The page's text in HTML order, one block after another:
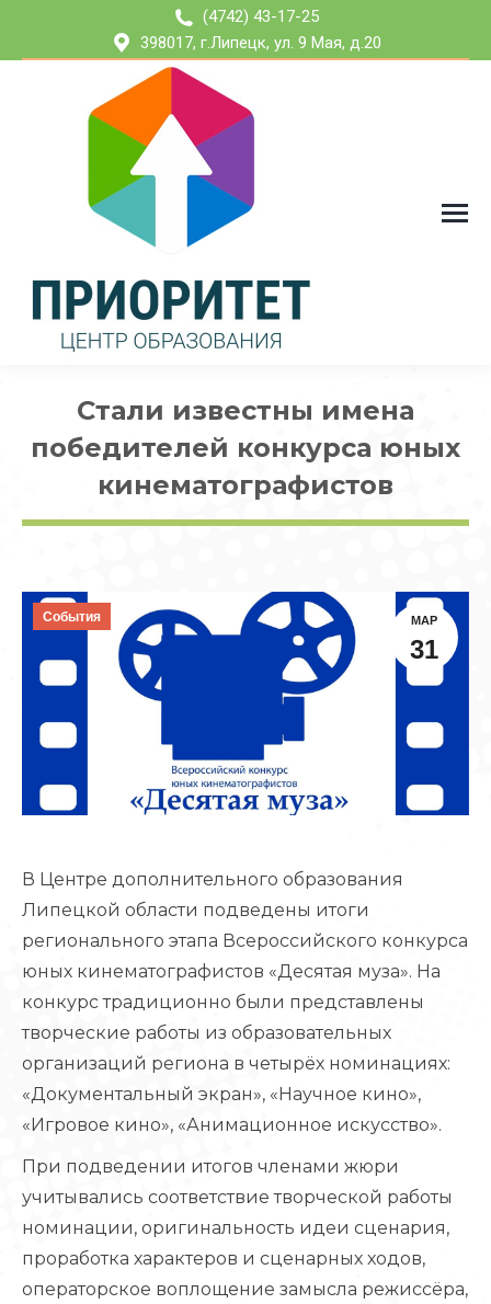
(4742) 43-17-25
398017, г.Липецк, ул. 9 Мая, д.20
Стали известны имена
победителей конкурса юных
кинематографистов
МАР
31
События
В Центре дополнительного образования
Липецкой области подведены итоги
регионального этапа Всероссийского конкурса
юных кинематографистов «Десятая муза». На
конкурс традиционно были представлены
творческие работы из образовательных
организаций региона в четырёх номинациях:
«Документальный экран», «Научное кино»,
«Игровое кино», «Анимационное искусство».
При подведении итогов членами жюри
учитывались соответствие творческой работы
номинации, оригинальность идеи сценария,
проработка характеров и сценарных ходов,
операторское воплощение замысла режиссёра,